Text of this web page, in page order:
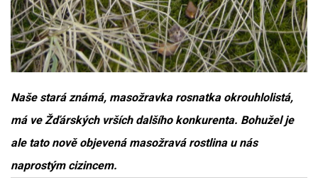
Naše stará známá, masožravka rosnatka okrouhlolistá,
má ve Žďárských vrších dalšího konkurenta. Bohužel je
ale tato nově objevená masožravá rostlina u nás
naprostým cizincem.